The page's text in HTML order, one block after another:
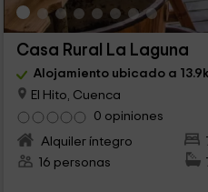
Casa Rural La Laguna
Alojamiento ubicado a
El Hito, Cuenca
0 opiniones
Alquiler íntegro
16 personas